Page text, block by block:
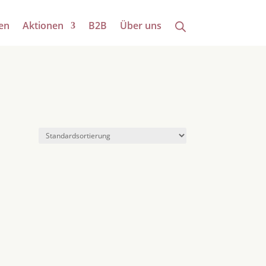
Aktionen B2B Über uns